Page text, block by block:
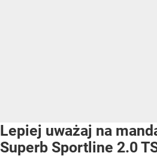
Lepiej uważaj na
Superb Sportline 2.0